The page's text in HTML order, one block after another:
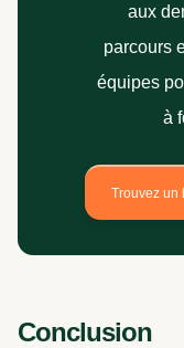
aux
parcours
équipes
à
Trouvez un
Conclusion